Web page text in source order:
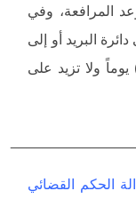
المرافعة، وفي
البريد أو إلى
الخارجية قبل مدة لا تقل عن (15) يوماً ولا تزيد على
الحكم القضائي